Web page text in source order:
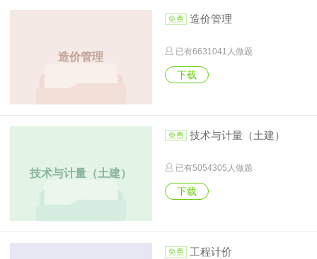
造价管理
造价管理
已有6631041 人做题
下载
技术与计量（土建）
技术与计量（土建）
已有5054305 人做题
下载
工程计价